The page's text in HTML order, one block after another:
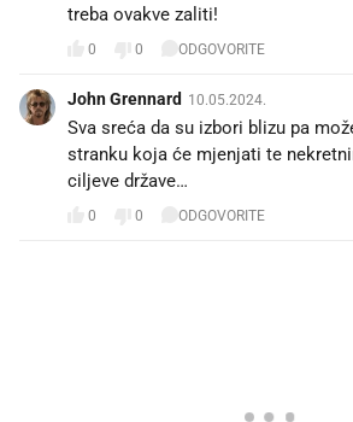
treba ovakve zaliti!
0 0 ODGOVORITE
John Grennard 10.05.2024.
Sva sreća da su izbori blizu pa
stranku koja će mjenjati te
ciljeve države…
0 0 ODGOVORITE